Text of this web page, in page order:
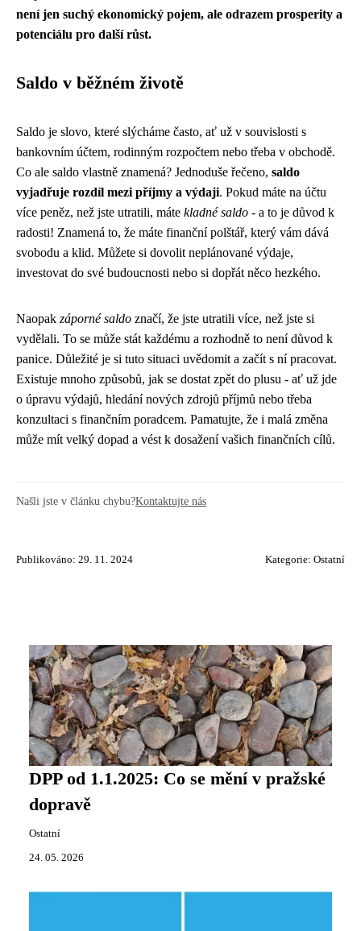
není jen suchý ekonomický pojem, ale odrazem prosperity a
potenciálu pro další růst.
Saldo v běžném životě
Saldo je slovo, které slýcháme často, ať už v souvislosti s
bankovním účtem, rodinným rozpočtem nebo třeba v obchodě.
Co ale saldo vlastně znamená? Jednoduše řečeno, saldo
vyjadřuje rozdíl mezi příjmy a výdaji. Pokud máte na účtu
více peněz, než jste utratili, máte kladné saldo - a to je důvod k
radosti! Znamená to, že máte finanční polštář, který vám dává
svobodu a klid. Můžete si dovolit neplánované výdaje,
investovat do své budoucnosti nebo si dopřát něco hezkého.
Naopak záporné saldo značí, že jste utratili více, než jste si
vydělali. To se může stát každému a rozhodně to není důvod k
panice. Důležité je si tuto situaci uvědomit a začít s ní pracovat.
Existuje mnoho způsobů, jak se dostat zpět do plusu - ať už jde
o úpravu výdajů, hledání nových zdrojů příjmů nebo třeba
konzultaci s finančním poradcem. Pamatujte, že i malá změna
může mít velký dopad a vést k dosažení vašich finančních cílů.
Našli jste v článku chybu?Kontaktujte nás
Publikováno: 29. 11. 2024 Kategorie: Ostatní
DPP od 1.1.2025: Co se mění v pražské
dopravě
Ostatní
24. 05. 2026